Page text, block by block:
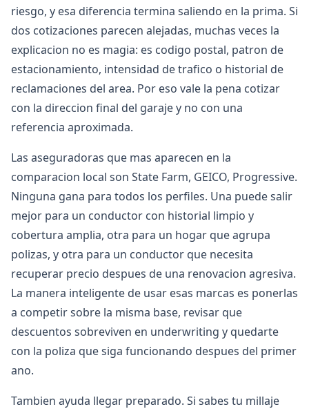
riesgo, y esa diferencia termina saliendo en la prima. Si
dos cotizaciones parecen alejadas, muchas veces la
explicacion no es magia: es codigo postal, patron de
estacionamiento, intensidad de trafico o historial de
reclamaciones del area. Por eso vale la pena cotizar
con la direccion final del garaje y no con una
referencia aproximada.
Las aseguradoras que mas aparecen en la
comparacion local son State Farm, GEICO, Progressive.
Ninguna gana para todos los perfiles. Una puede salir
mejor para un conductor con historial limpio y
cobertura amplia, otra para un hogar que agrupa
polizas, y otra para un conductor que necesita
recuperar precio despues de una renovacion agresiva.
La manera inteligente de usar esas marcas es ponerlas
a competir sobre la misma base, revisar que
descuentos sobreviven en underwriting y quedarte
con la poliza que siga funcionando despues del primer
ano.
Tambien ayuda llegar preparado. Si sabes tu millaje